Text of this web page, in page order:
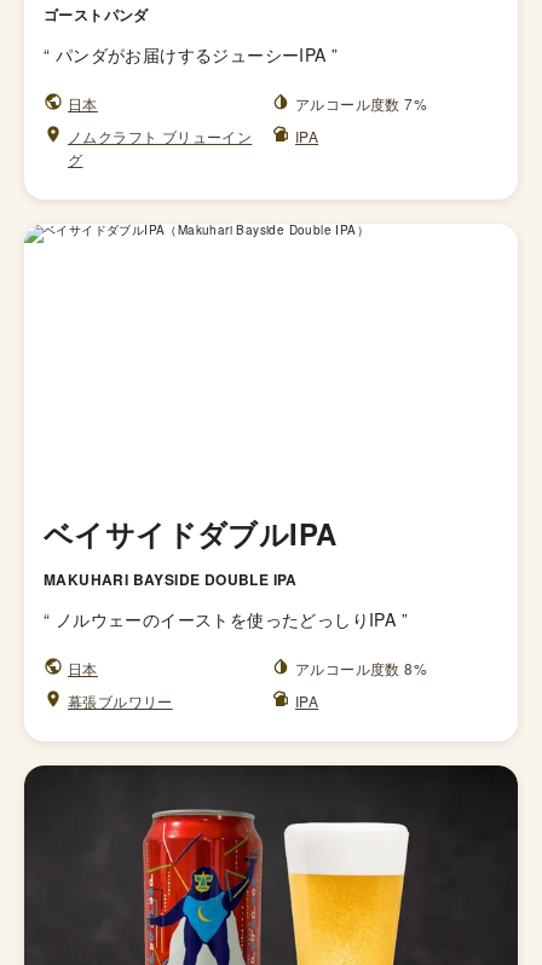
ゴーストパンダ
“ パンダがお届けするジューシーIPA ”
日本
アルコール度数 7%
ノムクラフト ブリューイン
グ
IPA
ベイサイドダブルIPA
MAKUHARI BAYSIDE DOUBLE IPA
“ ノルウェーのイーストを使ったどっしりIPA ”
日本
アルコール度数 8%
幕張ブルワリー
IPA